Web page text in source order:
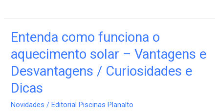
Entenda como funciona o
aquecimento solar – Vantagens e
Desvantagens / Curiosidades e
Dicas
Novidades /Editorial Piscinas Planalto
Entenda
funciona
o
aquecimento
solar